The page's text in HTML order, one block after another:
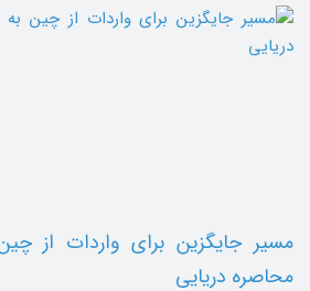
مسیر جایگزین برای واردات از
محاصره دریایی